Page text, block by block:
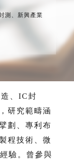
測、新興產業
、IC封
研究範疇涵
劃、專利布
程技術、微
驗。曾參與